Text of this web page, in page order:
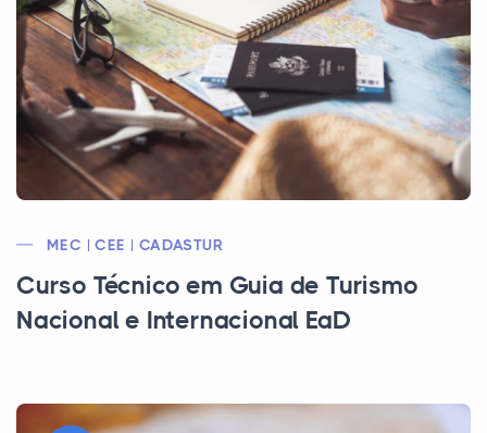
MEC | CEE | CADASTUR
Curso Técnico em Guia de Turismo
Nacional e Internacional EaD